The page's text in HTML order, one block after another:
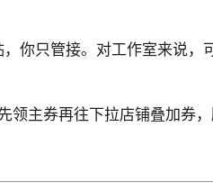
只管接。对工作室来说，
主券再往下拉店铺叠加券